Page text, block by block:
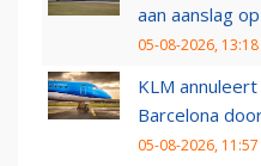
aan aanslag
05-08-2026, 13:18
KLM
Barcelona
05-08-2026, 11:57